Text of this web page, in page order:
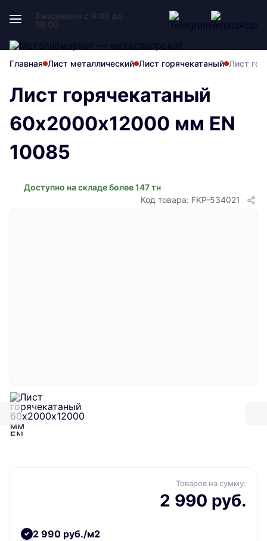
Ежедневно с 9:00 до
18:00
Главная Лист металлический Лист горячекатаный Лист
Лист горячекатаный
60х2000х12000 мм EN
10085
Доступно на складе более 147 тн
Код товара: FKP-534021
Товаров на сумму:
2 990 руб.
2 990 руб./м2